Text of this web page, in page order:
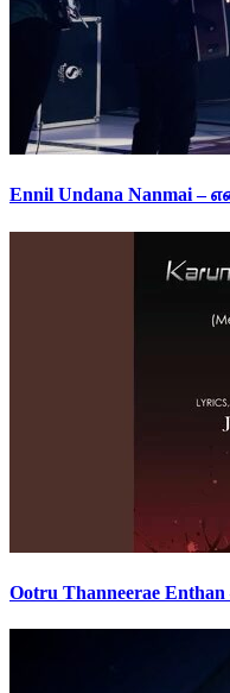
Ennil Undana Nanmai
Ootru Thanneerae